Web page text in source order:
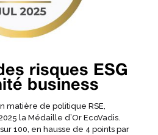
risques ESG
business
matière de politique RSE,
la Médaille d’Or EcoVadis.
100, en hausse de 4 points par